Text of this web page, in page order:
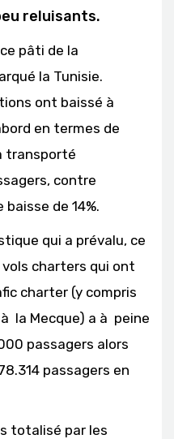
reluisants.
pâti de la
la Tunisie.
ont baissé à
en termes de
transporté
contre
baisse de 14%.
qui a prévalu, ce
charters qui ont
charter (y compris
la Mecque) a à peine
passagers alors
passagers en
totalisé par les